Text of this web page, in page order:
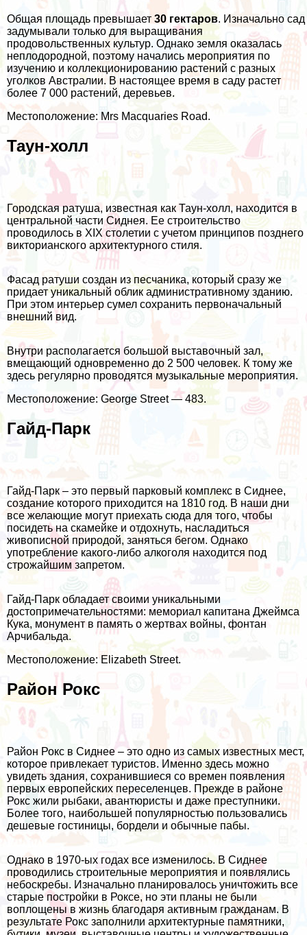
Общая площадь превышает 30 гектаров. Изначально сад
задумывали только для выращивания
продовольственных культур. Однако земля оказалась
неплодородной, поэтому начались мероприятия по
изучению и коллекционированию растений с разных
уголков Австралии. В настоящее время в саду растет
более 7 000 растений, деревьев.
Местоположение: Mrs Macquaries Road.
Таун-холл
Городская ратуша, известная как Таун-холл, находится в
центральной части Сиднея. Ее строительство
проводилось в XIX столетии с учетом принципов позднего
викторианского архитектурного стиля.
Фасад ратуши создан из песчаника, который сразу же
придает уникальный облик административному зданию.
При этом интерьер сумел сохранить первоначальный
внешний вид.
Внутри располагается большой выставочный зал,
вмещающий одновременно до 2 500 человек. К тому же
здесь регулярно проводятся музыкальные мероприятия.
Местоположение: George Street — 483.
Гайд-Парк
Гайд-Парк – это первый парковый комплекс в Сиднее,
создание которого приходится на 1810 год. В наши дни
все желающие могут приехать сюда для того, чтобы
посидеть на скамейке и отдохнуть, насладиться
живописной природой, заняться бегом. Однако
употребление какого-либо алкоголя находится под
строжайшим запретом.
Гайд-Парк обладает своими уникальными
достопримечательностями: мемориал капитана Джеймса
Кука, монумент в память о жертвах войны, фонтан
Арчибальда.
Местоположение: Elizabeth Street.
Район Рокс
Район Рокс в Сиднее – это одно из самых известных мест,
которое привлекает туристов. Именно здесь можно
увидеть здания, сохранившиеся со времен появления
первых европейских переселенцев. Прежде в районе
Рокс жили рыбаки, авантюристы и даже преступники.
Более того, наибольшей популярностью пользовались
дешевые гостиницы, бордели и обычные пабы.
Однако в 1970-ых годах все изменилось. В Сиднее
проводились строительные мероприятия и появлялись
небоскребы. Изначально планировалось уничтожить все
старые постройки в Роксе, но эти планы не были
воплощены в жизнь благодаря активным гражданам. В
результате Рокс заполнили архитектурные памятники,